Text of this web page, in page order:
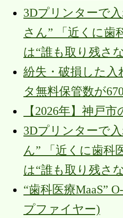
3Dプリンターで
さん” 「近くに歯
は“誰も取り残さ
紛失・破損した入
タ無料保管数が
【2026年】神戸
3Dプリンターで
ん” 「近くに歯科
は“誰も取り残さ
“歯科医療MaaS”
プファイヤー)